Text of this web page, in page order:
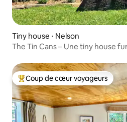
Tiny house ⋅ Nelson
The Tin Cans – Une tiny house
Coups de cœur voyageurs les
Coup de cœur voyageurs